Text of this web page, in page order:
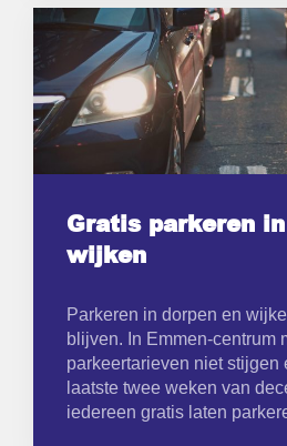
Gratis parkeren
wijken
Parkeren in dorpen en
blijven. In Emmen-centrum
parkeertarieven niet stijgen
laatste twee weken van
iedereen gratis laten